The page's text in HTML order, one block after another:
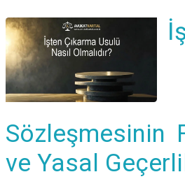
Sözleşmesinin
ve Yasal